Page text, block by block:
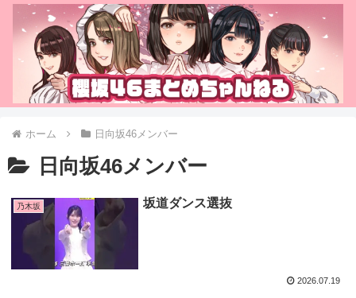
ホーム 日向坂46メンバー
日向坂46メンバー
乃木坂 坂道ダンス選抜
2026.07.19